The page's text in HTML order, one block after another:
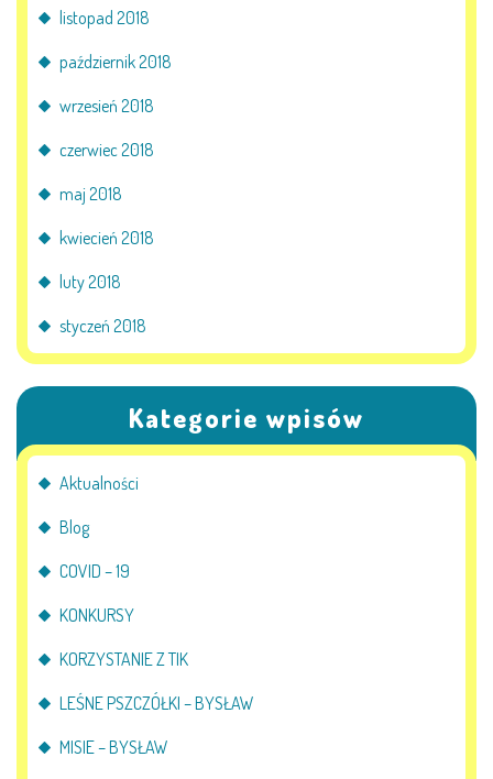
listopad 2018
październik 2018
wrzesień 2018
czerwiec 2018
maj 2018
kwiecień 2018
luty 2018
styczeń 2018
Kategorie wpisów
Aktualności
Blog
COVID – 19
KONKURSY
KORZYSTANIE Z TIK
LEŚNE PSZCZÓŁKI – BYSŁAW
MISIE – BYSŁAW